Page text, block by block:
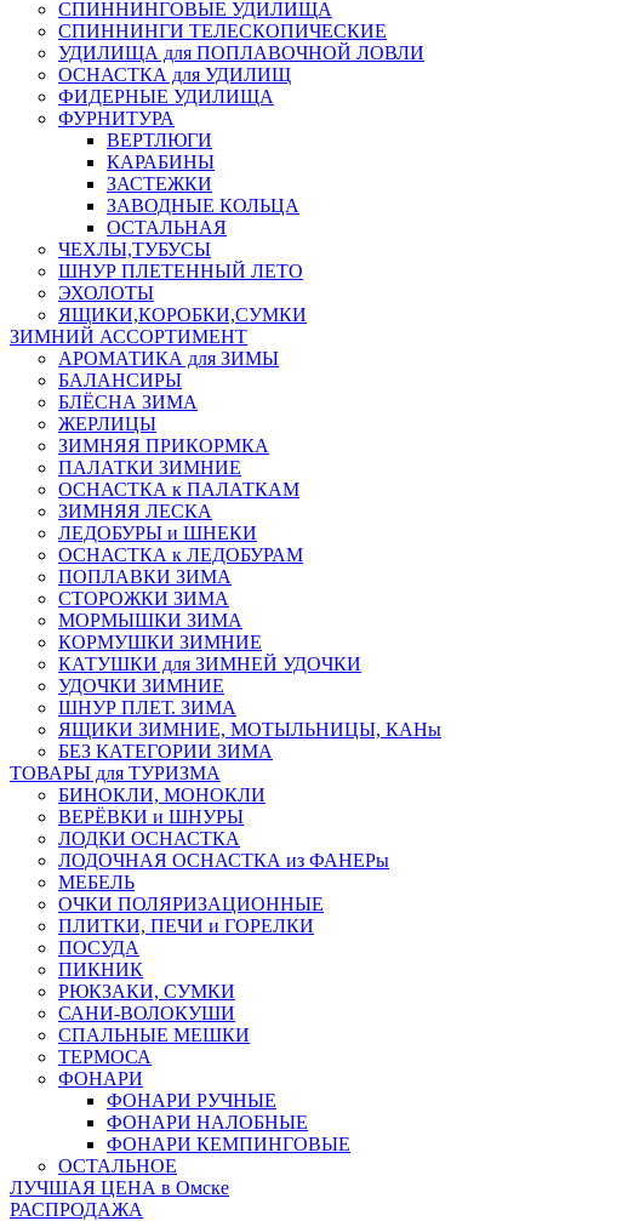
СПИННИНГОВЫЕ УДИЛИЩА
СПИННИНГИ ТЕЛЕСКОПИЧЕСКИЕ
УДИЛИЩА для ПОПЛАВОЧНОЙ ЛОВЛИ
ОСНАСТКА для УДИЛИЩ
ФИДЕРНЫЕ УДИЛИЩА
ФУРНИТУРА
ВЕРТЛЮГИ
КАРАБИНЫ
ЗАСТЕЖКИ
ЗАВОДНЫЕ КОЛЬЦА
ОСТАЛЬНАЯ
ЧЕХЛЫ,ТУБУСЫ
ШНУР ПЛЕТЕННЫЙ ЛЕТО
ЭХОЛОТЫ
ЯЩИКИ,КОРОБКИ,СУМКИ
ЗИМНИЙ АССОРТИМЕНТ
АРОМАТИКА для ЗИМЫ
БАЛАНСИРЫ
БЛЁСНА ЗИМА
ЖЕРЛИЦЫ
ЗИМНЯЯ ПРИКОРМКА
ПАЛАТКИ ЗИМНИЕ
ОСНАСТКА к ПАЛАТКАМ
ЗИМНЯЯ ЛЕСКА
ЛЕДОБУРЫ и ШНЕКИ
ОСНАСТКА к ЛЕДОБУРАМ
ПОПЛАВКИ ЗИМА
СТОРОЖКИ ЗИМА
МОРМЫШКИ ЗИМА
КОРМУШКИ ЗИМНИЕ
КАТУШКИ для ЗИМНЕЙ УДОЧКИ
УДОЧКИ ЗИМНИЕ
ШНУР ПЛЕТ. ЗИМА
ЯЩИКИ ЗИМНИЕ, МОТЫЛЬНИЦЫ, КАНы
БЕЗ КАТЕГОРИИ ЗИМА
ТОВАРЫ для ТУРИЗМА
БИНОКЛИ, МОНОКЛИ
ВЕРЁВКИ и ШНУРЫ
ЛОДКИ ОСНАСТКА
ЛОДОЧНАЯ ОСНАСТКА из ФАНЕРы
МЕБЕЛЬ
ОЧКИ ПОЛЯРИЗАЦИОННЫЕ
ПЛИТКИ, ПЕЧИ и ГОРЕЛКИ
ПОСУДА
ПИКНИК
РЮКЗАКИ, СУМКИ
САНИ-ВОЛОКУШИ
СПАЛЬНЫЕ МЕШКИ
ТЕРМОСА
ФОНАРИ
ФОНАРИ РУЧНЫЕ
ФОНАРИ НАЛОБНЫЕ
ФОНАРИ КЕМПИНГОВЫЕ
ОСТАЛЬНОЕ
ЛУЧШАЯ ЦЕНА в Омске
РАСПРОДАЖА